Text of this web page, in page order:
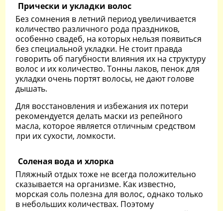
Прически и укладки волос
Без сомнения в летний период увеличивается
количество различного рода праздников,
особенно свадеб, на которых нельзя появиться
без специальной укладки. Не стоит правда
говорить об пагубности влияния их на структуру
волос и их количество. Тонны лаков, пенок для
укладки очень портят волосы, не дают голове
дышать.
Для восстановления и избежания их потери
рекомендуется делать маски из репейного
масла, которое является отличным средством
при их сухости, ломкости.
Соленая вода и хлорка
Пляжный отдых тоже не всегда положительно
сказывается на организме. Как известно,
морская соль полезна для волос, однако только
в небольших количествах. Поэтому